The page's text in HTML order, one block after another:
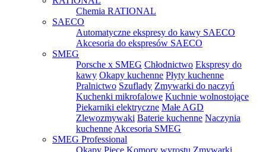
Chemia RATIONAL
SAECO
Automatyczne ekspresy do kawy SAECO
Akcesoria do ekspresów SAECO
SMEG
Porsche x SMEG Chłodnictwo Ekspresy do
kawy Okapy kuchenne Płyty kuchenne
Pralnictwo Szuflady Zmywarki do naczyń
Kuchenki mikrofalowe Kuchnie wolnostojące
Piekarniki elektryczne Małe AGD
Zlewozmywaki Baterie kuchenne Naczynia
kuchenne Akcesoria SMEG
SMEG Professional
Okapy Piece Komory wyrostu Zmywarki